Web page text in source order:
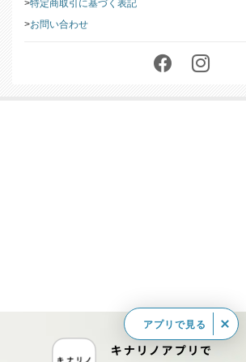
会社情報
特定商取引に基づく表記
アプリで見る